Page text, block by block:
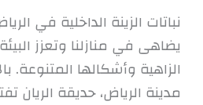
نباتات الزينة الداخلية في
يضاهى في منازلنا وتعزز البيئة
الزاهية وأشكالها المتنوعة.
مدينة الرياض، حديقة الريان